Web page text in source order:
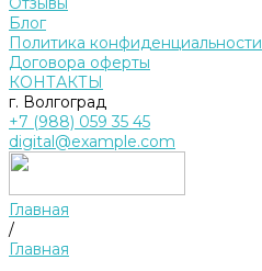
Блог
Политика конфиденциальности
Договора оферты
КОНТАКТЫ
г. Волгоград
+7 (988) 059 35 45
digital@example.com
Главная
/
Главная